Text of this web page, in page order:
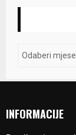
INFORMACIJE